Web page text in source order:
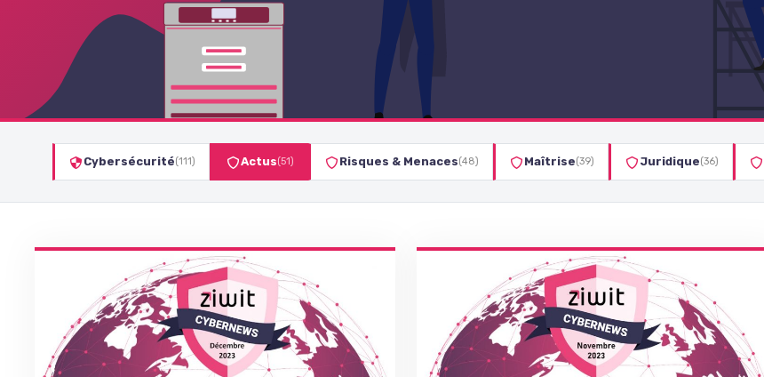
Cybersécurité(111) Actus(51) Risques & Menaces(48) Maîtrise(39) Juridique(36)